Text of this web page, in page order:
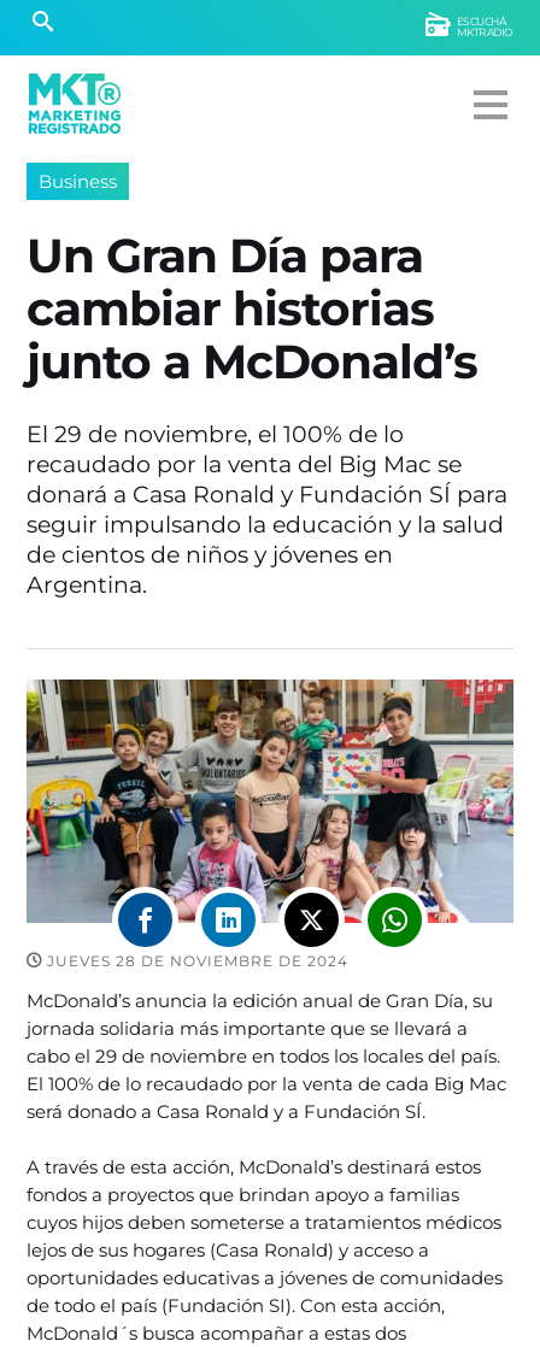
ESCUCHÁ
MKTRADIO
Business
Un Gran Día para
cambiar historias
junto a McDonald’s
El 29 de noviembre, el 100% de lo
recaudado por la venta del Big Mac se
donará a Casa Ronald y Fundación SÍ para
seguir impulsando la educación y la salud
de cientos de niños y jóvenes en
Argentina.
JUEVES 28 DE NOVIEMBRE DE 2024
McDonald’s anuncia la edición anual de Gran Día, su
jornada solidaria más importante que se llevará a
cabo el 29 de noviembre en todos los locales del país.
El 100% de lo recaudado por la venta de cada Big Mac
será donado a Casa Ronald y a Fundación SÍ.
A través de esta acción, McDonald’s destinará estos
fondos a proyectos que brindan apoyo a familias
cuyos hijos deben someterse a tratamientos médicos
lejos de sus hogares (Casa Ronald) y acceso a
oportunidades educativas a jóvenes de comunidades
de todo el país (Fundación SI). Con esta acción,
McDonald´s busca acompañar a estas dos